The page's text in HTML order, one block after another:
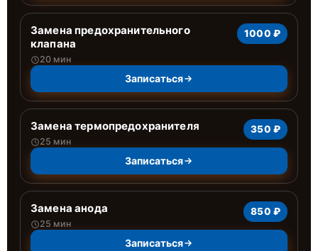
Замена предохранительного
клапана
20 мин
1000 ₽
Записаться
Замена термопредохранителя
25 мин
350 ₽
Записаться
Замена анода
25 мин
850 ₽
Записаться